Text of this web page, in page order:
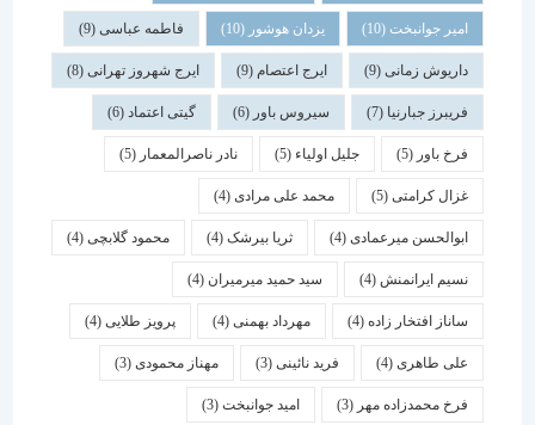
امیر جوانبخت(10) یزدان هوشور(10) فاطمه عباسی(9)
داریوش زمانی(9) ایرج اعتصام(9) ایرج شهروز تهرانی(8)
فریبرز جبارنیا(7) سیروس باور(6) گیتی اعتماد(6)
فرخ باور(5) جلیل اولیاء(5) نادر ناصرالمعمار (5)
غزال کرامتی(5) محمد علی مرادی(4)
ابوالحسن میرعمادی(4) ثریا بیرشک(4) محمود گلابچی(4)
نسیم ایرانمنش(4) سید حمید میرمیران(4)
ساناز افتخار زاده(4) مهرداد بهمنی (4) پرویز طلایی(4)
علی طاهری(4) فرید نائینی(3) مهناز محمودی(3)
فرخ محمدزاده مهر(3) امید جوانبخت(3)